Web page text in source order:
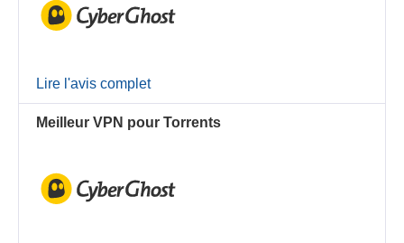
Lire l'avis complet
Meilleur VPN pour Torrents